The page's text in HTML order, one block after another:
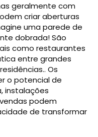
geralmente com
criar aberturas
uma parede de
dobrada! São
como restaurantes
entre grandes
Os
o potencial de
instalações
podem
de transformar